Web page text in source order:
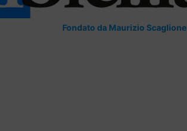
Fondato da Maurizio Scaglione